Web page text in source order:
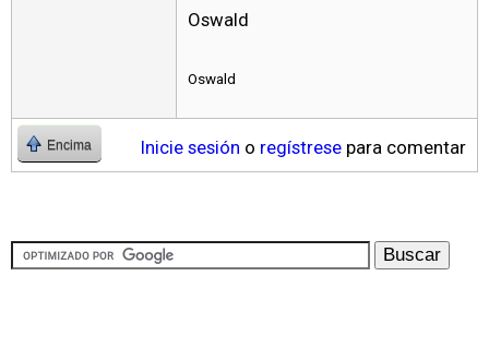
Oswald
Oswald
Encima Inicie sesión o regístrese para comentar